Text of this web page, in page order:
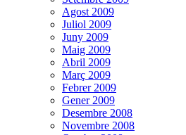
Agost 2009
Juliol 2009
Juny 2009
Maig 2009
Abril 2009
Març 2009
Febrer 2009
Gener 2009
Desembre 2008
Novembre 2008